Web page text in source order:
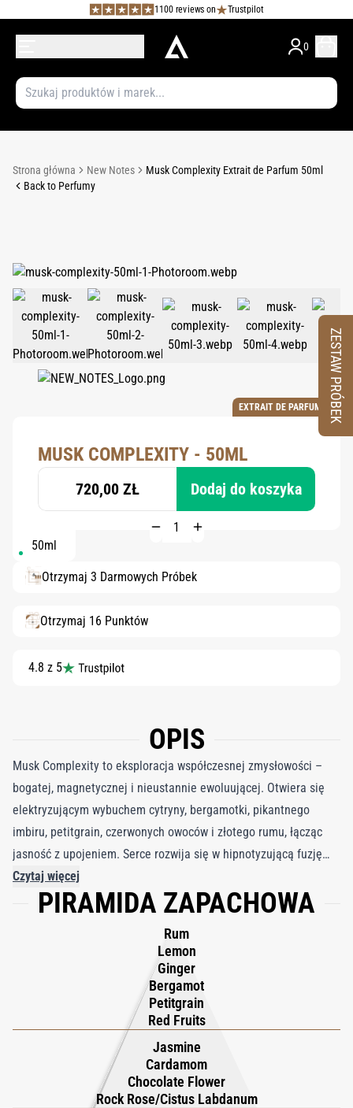
1100 reviews on Trustpilot
0
Strona główna New Notes
Musk Complexity Extrait de Parfum 50ml
Back to Perfumy
EXTRAIT DE PARFUM
MUSK COMPLEXITY - 50ML
720,00 ZŁ Dodaj do koszyka
50ml
Otrzymaj 3 Darmowych Próbek
Otrzymaj 16 Punktów
4.8 z 5
OPIS
Musk Complexity to eksploracja współczesnej zmysłowości –
bogatej, magnetycznej i nieustannie ewoluującej. Otwiera się
elektryzującym wybuchem cytryny, bergamotki, pikantnego
imbiru, petitgrain, czerwonych owoców i złotego rumu, łącząc
jasność z upojeniem. Serce rozwija się w hipnotyzującą fuzję
kwiatu czekolady, jaśminu, labdanum i kardamonu, gdzie słodycz
i przyprawa splatają się w doskonałej harmonii, tworząc aurę
demerara, skórka cynamonu, paczula, drzewo gwajakowe i
drzewo sandałowe łączą się z niezwykłym akordem piżma –
piżma, muscenonu, exaltone, fixolidu i cywetonu. Ta
skomplikowana mieszanka otula skórę aksamitnym ciepłem,
zarówno dzikim, jak i intymnym. Musk Complexity urzeka głębią,
fakturą i wyrafinowaniem – współczesne arcydzieło, które na
nowo definiuje pożądanie poprzez warstwy światła, cienia i
zmysłowego rezonansu.
Czytaj więcej
PIRAMIDA ZAPACHOWA
Rum
Lemon
Ginger
Bergamot
Petitgrain
Red Fruits
Jasmine
Cardamom
Chocolate Flower
Rock Rose/Cistus Labdanum
ZESTAW PRÓBEK